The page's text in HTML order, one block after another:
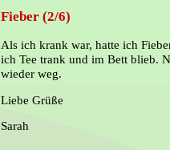
Fieber (2/6)
Als ich krank war, hatte ich
ich Tee trank und im Bett blieb.
wieder weg.
Liebe Grüße
Sarah